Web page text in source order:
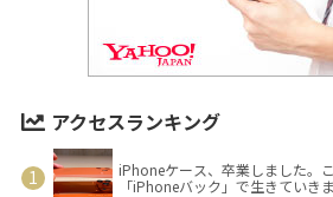
アクセスランキング
iPhoneケース、卒業しました。
「iPhoneバック」で生きていきま